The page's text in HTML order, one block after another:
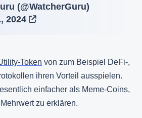
(@WatcherGuru)
2024
Token von zum Beispiel DeFi-,
ihren Vorteil ausspielen.
einfacher als Meme-Coins,
zu erklären.